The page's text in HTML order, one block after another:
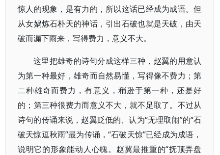
惊人的现象，是有力的，所以这话已经成为成语。但
从女娲炼石朴天的神话，引出石破也就是天破，由天
破而漏下雨来，写得费力，意义不大。
这里把雄奇的诗句分成这样三种，赵翼的用意认
为第一种最好，雄奇而自然易懂，写得像不费力；第
二种雄奇而费力，有意义，稍逊于第一种，还是好
的；第三种很费力而意义不大，就不足取了。不过从
诗句的传诵来说，赵翼贬低的、认为“无理取闹”的“石
破天惊逗秋雨”最为传诵，“石破天惊”已经成为成语，
说明它的形象能动人心魄。赵翼最推重的“抚顶弄盘